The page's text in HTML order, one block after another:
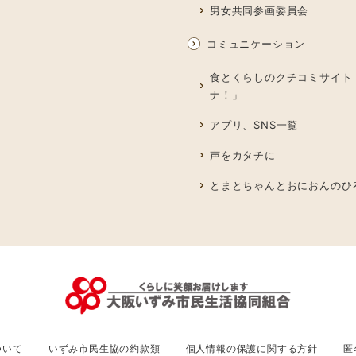
男女共同参画委員会
コミュニケーション
食とくらしのクチコミサイト
ナ！」
アプリ、SNS一覧
声をカタチに
とまとちゃんとおにおんのひ
て いずみ市民生協の約款類 個人情報の保護に関する方針 匿